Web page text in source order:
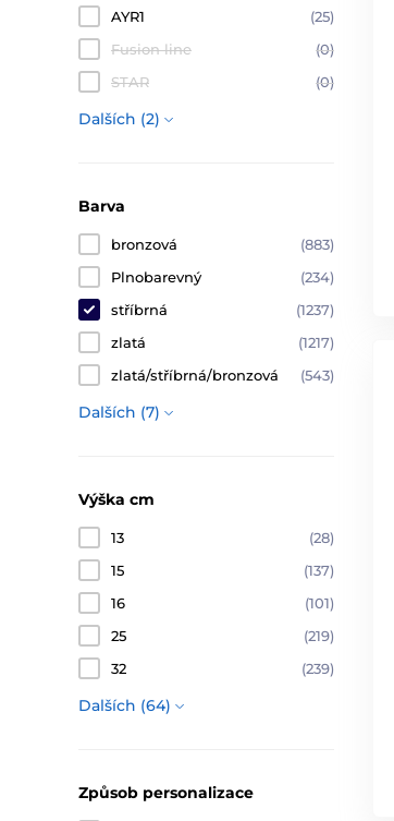
AYR1
(25)
Fusion line
(0)
STAR
(0)
Dalších (2)
Barva
bronzová
(883)
Plnobarevný
(234)
stříbrná
(1237)
zlatá
(1217)
zlatá/stříbrná/bronzová
(543)
Dalších (7)
Výška cm
13
(28)
15
(137)
16
(101)
25
(219)
32
(239)
Dalších (64)
Způsob personalizace